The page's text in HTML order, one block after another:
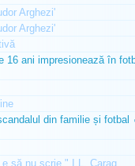
Arghezi'
Arghezi'
ani impresionează în
din familie și fotbal
să nu scrie." I.L. Carag